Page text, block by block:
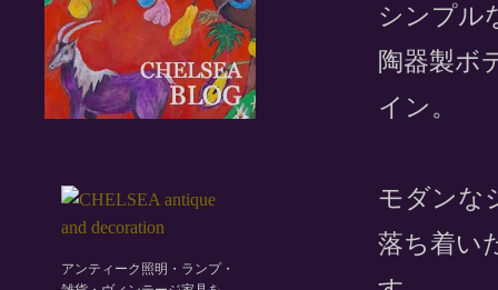
シンプル
陶器製ボ
イン。
モダンな
落ち着い
アンティーク照明・ランプ・